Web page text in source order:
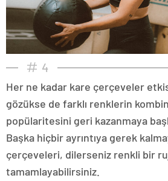
4
Her ne kadar kare çerçeveler
gözükse de farklı renklerin
popülaritesini geri kazanmaya
Başka hiçbir ayrıntıya gerek
çerçeveleri, dilerseniz renkli bir
tamamlayabilirsiniz.